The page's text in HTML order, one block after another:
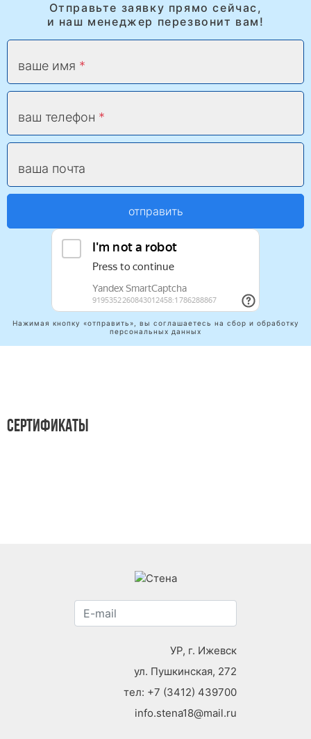
Отправьте заявку прямо сейчас,
и наш менеджер перезвонит вам!
ваше имя
ваш телефон
ваша почта
отправить
Нажимая кнопку «отправить», вы соглашаетесь на сбор и обработку
персональных данных
СЕРТИФИКАТЫ
УР, г. Ижевск
ул. Пушкинская, 272
тел: +7 (3412) 439700
info.stena18@mail.ru